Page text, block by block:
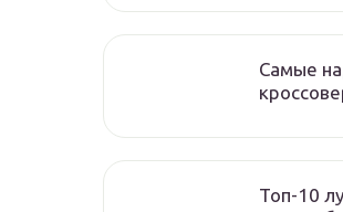
Самые
Топ-10